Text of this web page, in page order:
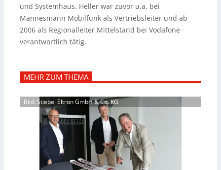
und Systemhaus. Heller war zuvor u.a. bei
Mannesmann Mobilfunk als Vertriebsleiter und ab
2006 als Regionalleiter Mittelstand bei Vodafone
verantwortlich tätig.
MEHR ZUM THEMA
Bild: Stiebel Eltron GmbH & Co. KG